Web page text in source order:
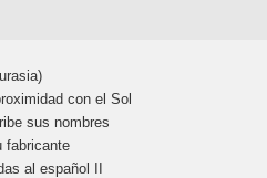
con el Sol
sus nombres
fabricante
al español II